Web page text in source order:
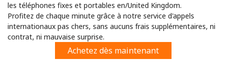
ou
les téléphones fixes et portables en/United Kingdom.
Profitez de chaque minute grâce à notre service d'appels
internationaux pas chers, sans aucuns frais supplémentaires, ni
contrat, ni mauvaise surprise.
Achetez dès maintenant